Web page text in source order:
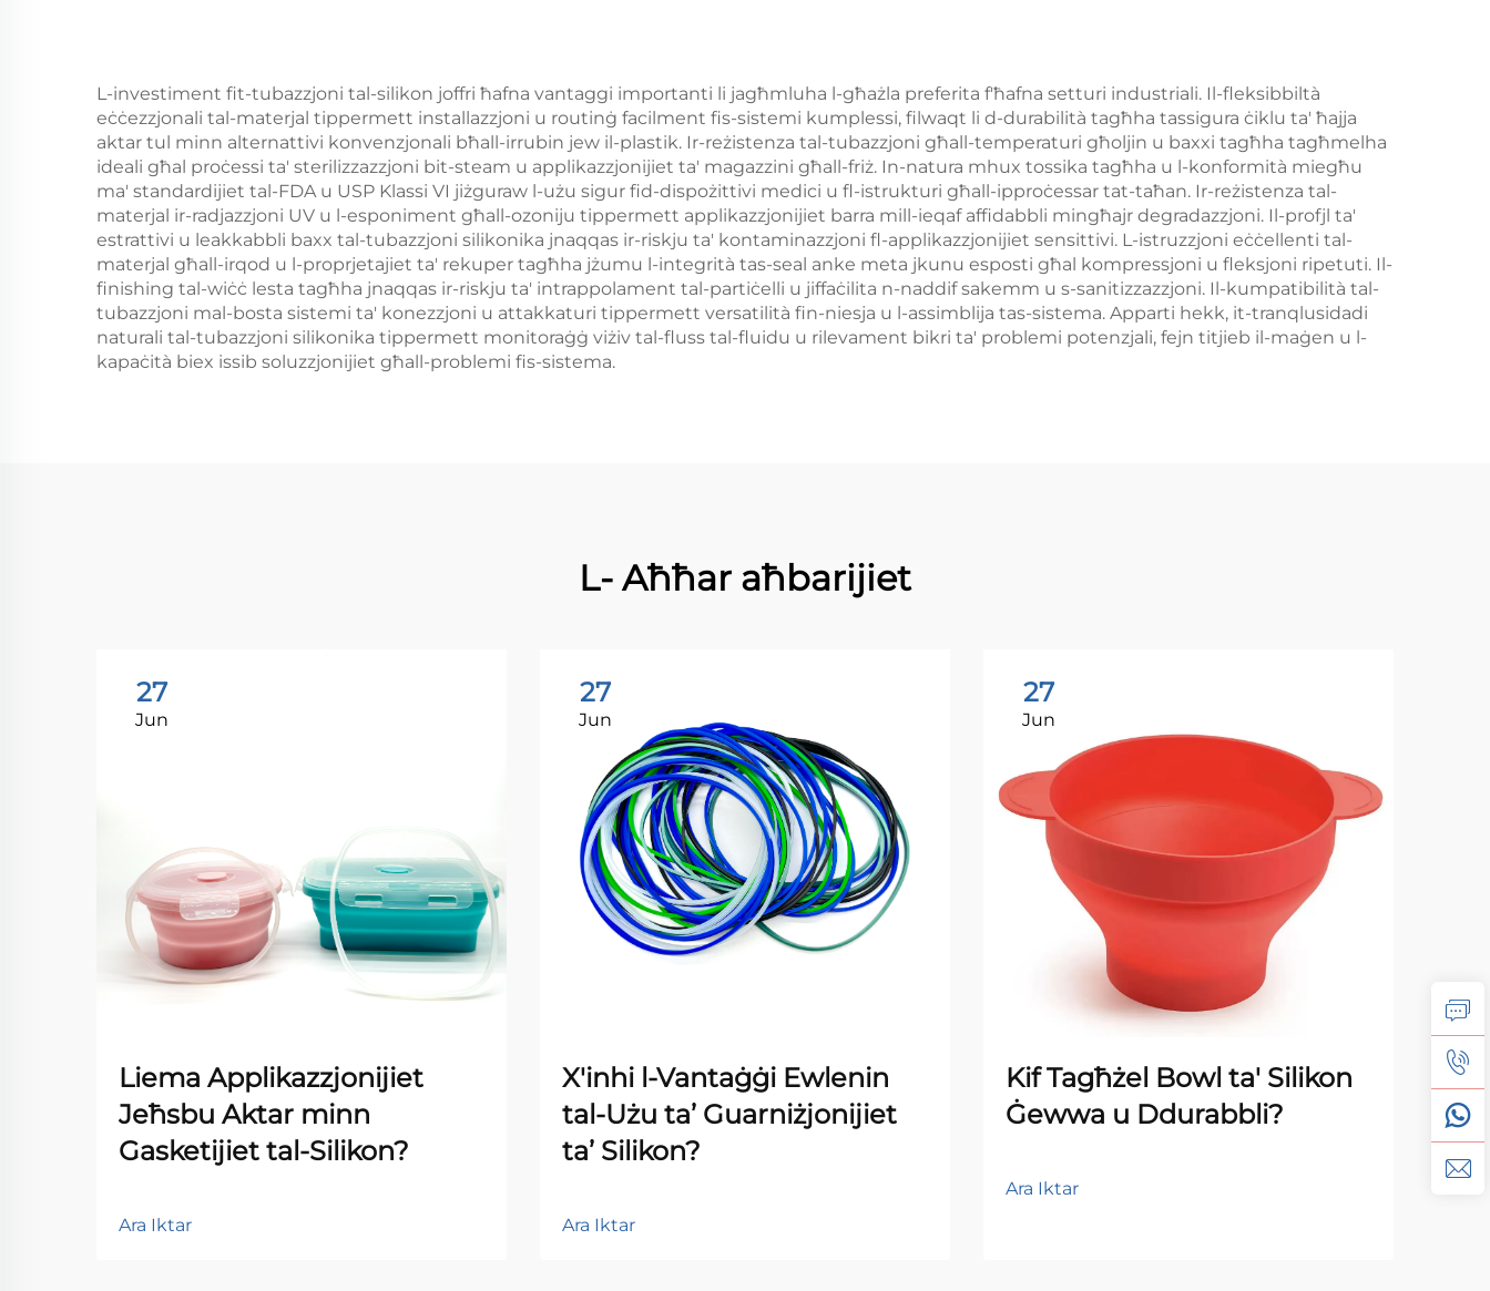
L-investiment fit-tubazzjoni tal-silikon joffri ħafna vantaggi importanti li jagħmluha l-għażla preferita f'ħafna setturi industriali. Il-fleksibbiltà
eċċezzjonali tal-materjal tippermett installazzjoni u routinġ facilment fis-sistemi kumplessi, filwaqt li d-durabilità tagħha tassigura ċiklu ta' ħajja
aktar tul minn alternattivi konvenzjonali bħall-irrubin jew il-plastik. Ir-reżistenza tal-tubazzjoni għall-temperaturi għoljin u baxxi tagħha tagħmelha
ideali għal proċessi ta' sterilizzazzjoni bit-steam u applikazzjonijiet ta' magazzini għall-friż. In-natura mhux tossika tagħha u l-konformità miegħu
ma' standardijiet tal-FDA u USP Klassi VI jiżguraw l-użu sigur fid-dispożittivi medici u fl-istrukturi għall-ipproċessar tat-taħan. Ir-reżistenza tal-
materjal ir-radjazzjoni UV u l-esponiment għall-ozoniju tippermett applikazzjonijiet barra mill-ieqaf affidabbli mingħajr degradazzjoni. Il-profjl ta'
estrattivi u leakkabbli baxx tal-tubazzjoni silikonika jnaqqas ir-riskju ta' kontaminazzjoni fl-applikazzjonijiet sensittivi. L-istruzzjoni eċċellenti tal-
materjal għall-irqod u l-proprjetajiet ta' rekuper tagħha jżumu l-integrità tas-seal anke meta jkunu esposti għal kompressjoni u fleksjoni ripetuti. Il-
finishing tal-wiċċ lesta tagħha jnaqqas ir-riskju ta' intrappolament tal-partiċelli u jiffaċilita n-naddif sakemm u s-sanitizzazzjoni. Il-kumpatibilità tal-
tubazzjoni mal-bosta sistemi ta' konezzjoni u attakkaturi tippermett versatilità fin-niesja u l-assimblija tas-sistema. Apparti hekk, it-tranqlusidadi
naturali tal-tubazzjoni silikonika tippermett monitoraġġ viżiv tal-fluss tal-fluidu u rilevament bikri ta' problemi potenzjali, fejn titjieb il-maġen u l-
kapaċità biex issib soluzzjonijiet għall-problemi fis-sistema.
L- Aħħar aħbarijiet
27
Jun
Liema Applikazzjonijiet
Jeħsbu Aktar minn
Gasketijiet tal-Silikon?
Ara Iktar
27
Jun
X'inhi l-Vantaġġi Ewlenin
tal-Użu ta’ Guarniżjonijiet
ta’ Silikon?
Ara Iktar
27
Jun
Kif Tagħżel Bowl ta' Silikon
Ġewwa u Ddurabbli?
Ara Iktar